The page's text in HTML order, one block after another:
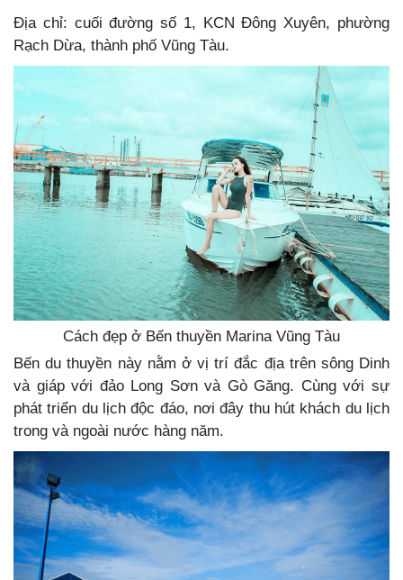
Địa chỉ: cuối đường số 1, KCN Đông Xuyên, phường
Rạch Dừa, thành phố Vũng Tàu.
Cách đẹp ở Bến thuyền Marina Vũng Tàu
Bến du thuyền này nằm ở vị trí đắc địa trên sông Dinh
và giáp với đảo Long Sơn và Gò Găng. Cùng với sự
phát triển du lịch độc đáo, nơi đây thu hút khách du lịch
trong và ngoài nước hàng năm.